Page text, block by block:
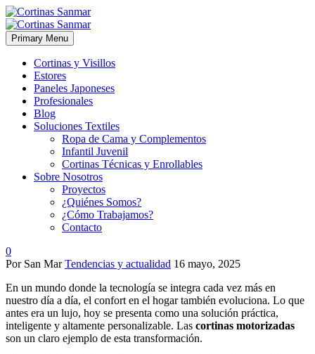
Primary Menu
Cortinas y Visillos
Estores
Paneles Japoneses
Profesionales
Blog
Soluciones Textiles
Ropa de Cama y Complementos
Infantil Juvenil
Cortinas Técnicas y Enrollables
Sobre Nosotros
Proyectos
¿Quiénes Somos?
¿Cómo Trabajamos?
Contacto
0
Por San Mar Tendencias y actualidad 16 mayo, 2025
En un mundo donde la tecnología se integra cada vez más en
nuestro día a día, el confort en el hogar también evoluciona. Lo que
antes era un lujo, hoy se presenta como una solución práctica,
inteligente y altamente personalizable. Las cortinas motorizadas
son un claro ejemplo de esta transformación.